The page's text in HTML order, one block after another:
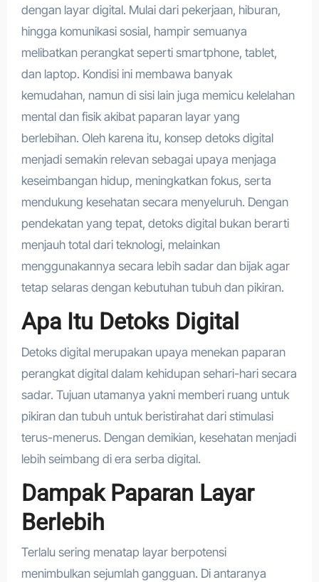
dengan layar digital. Mulai dari pekerjaan, hiburan,
hingga komunikasi sosial, hampir semuanya
melibatkan perangkat seperti smartphone, tablet,
dan laptop. Kondisi ini membawa banyak
kemudahan, namun di sisi lain juga memicu kelelahan
mental dan fisik akibat paparan layar yang
berlebihan. Oleh karena itu, konsep detoks digital
menjadi semakin relevan sebagai upaya menjaga
keseimbangan hidup, meningkatkan fokus, serta
mendukung kesehatan secara menyeluruh. Dengan
pendekatan yang tepat, detoks digital bukan berarti
menjauh total dari teknologi, melainkan
menggunakannya secara lebih sadar dan bijak agar
tetap selaras dengan kebutuhan tubuh dan pikiran.
Apa Itu Detoks Digital
Detoks digital merupakan upaya menekan paparan
perangkat digital dalam kehidupan sehari-hari secara
sadar. Tujuan utamanya yakni memberi ruang untuk
pikiran dan tubuh untuk beristirahat dari stimulasi
terus-menerus. Dengan demikian, kesehatan menjadi
lebih seimbang di era serba digital.
Dampak Paparan Layar
Berlebih
Terlalu sering menatap layar berpotensi
menimbulkan sejumlah gangguan. Di antaranya